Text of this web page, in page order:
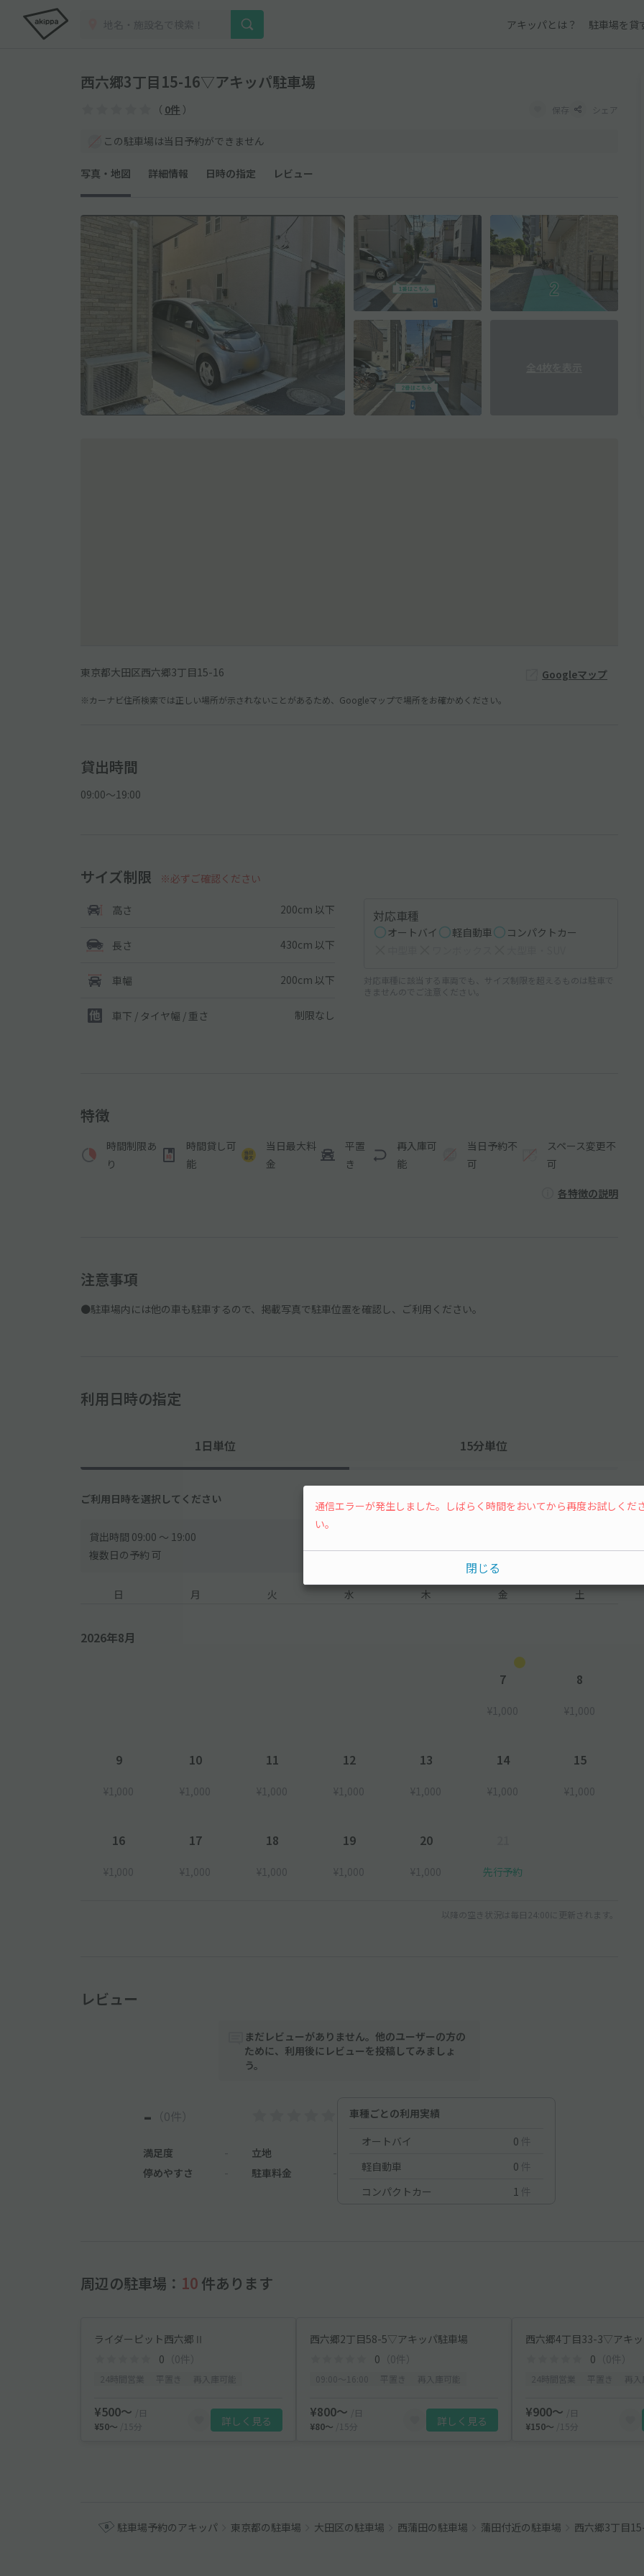
アキッパとは？ 駐車場を貸
西六郷3丁目15-16▽アキッパ駐車場
（ 0件 ） 保存 シェア
この駐車場は当日予約ができません
写真・地図 詳細情報 日時の指定 レビュー
東京都大田区西六郷3丁目15-16 Googleマップ
※カーナビ住所検索では正しい場所が示されないことがあるため、Googleマップで場所をお確かめください。
貸出時間
09:00〜19:00
サイズ制限 ※必ずご確認ください
高さ 200cm 以下
長さ 430cm 以下
車幅 200cm 以下
車下 / タイヤ幅 / 重さ 制限なし
対応車種
オートバイ 軽自動車
コンパクトカー
対応車種に該当する車両でも、サイズ制限を超えるものは駐車で
きませんのでご注意ください。
特徴
時間制限あ
り
時間貸し可
能
当日最大料
金
平置
き
再入庫可
能
当日予約不
可
スペース変更不
可
各特徴の説明
注意事項
●駐車場内には他の車も駐車するので、掲載写真で駐車位置を確認し、ご利用ください。
利用日時の指定
1日単位 15分単位
ご利用日時を選択してください
貸出時間 09:00 〜 19:00
複数日の予約 可
日 月 火 水 木 金 土
2026年8月
7
¥1,000
8
¥1,000
9
¥1,000
10
¥1,000
11
¥1,000
12
¥1,000
13
¥1,000
14
¥1,000
15
¥1,000
16
¥1,000
17
¥1,000
18
¥1,000
19
¥1,000
20
¥1,000 先行予約
以降の空き状況は毎日24:00に更新されます。
レビュー
まだレビューがありません。他のユーザーの方の
ために、利用後にレビューを投稿してみましょ
う。
- （0件）
満足度 立地
停めやすさ
駐車料金
車種ごとの利用実績
オートバイ
0 件
軽自動車
0 件
コンパクトカー
1 件
周辺の駐車場： 10 件あります
ライダーピット西六郷Ⅱ
0 （0件）
¥500〜
/日
¥50〜
/15分 詳しく見る
西六郷2丁目58-5▽アキッパ駐車場
0 （0件）
¥800〜
/日
¥80〜
/15分 詳しく見る
西六郷4丁目33-3▽アキ
0 （0件）
¥900〜
/日
¥150〜
/15分
駐車場予約のアキッパ 東京都の駐車場 大田区の駐車場 西蒲田の駐車場 蒲田付近の駐車場 西六郷3丁目
通信エラーが発生しました。しばらく時間をおいてから再度お試しくだ
い。
閉じる